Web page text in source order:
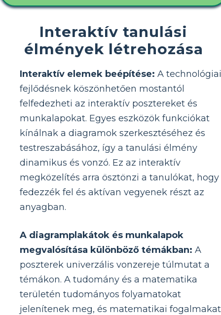
Interaktív tanulási
élmények létrehozása
Interaktív elemek beépítése: A technológiai
fejlődésnek köszönhetően mostantól
felfedezheti az interaktív posztereket és
munkalapokat. Egyes eszközök funkciókat
kínálnak a diagramok szerkesztéséhez és
testreszabásához, így a tanulási élmény
dinamikus és vonzó. Ez az interaktív
megközelítés arra ösztönzi a tanulókat, hogy
fedezzék fel és aktívan vegyenek részt az
anyagban.
A diagramplakátok és munkalapok
megvalósítása különböző témákban: A
poszterek univerzális vonzereje túlmutat a
témákon. A tudomány és a matematika
területén tudományos folyamatokat
jelenítenek meg, és matematikai fogalmakat